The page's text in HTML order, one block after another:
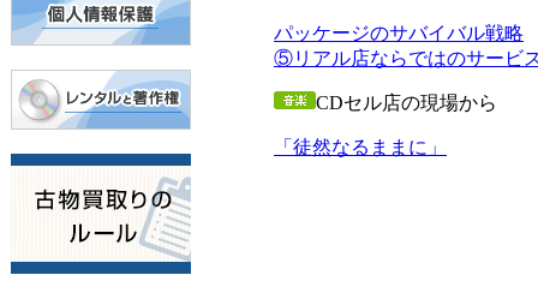
パッケージのサバイバル戦略
⑤リアル店ならではのサービ
CDセル店の現場から
「徒然なるままに」